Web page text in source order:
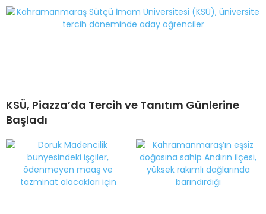
KSÜ, Piazza’da Tercih ve Tanıtım Günlerine
Başladı